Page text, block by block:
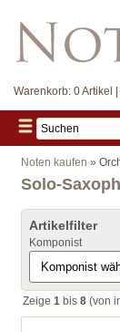
Warenkorb: 0 Artikel
Noten kaufen »
Solo-
Artikelfilter
Komponist
Zeige 1 bis 8 (von